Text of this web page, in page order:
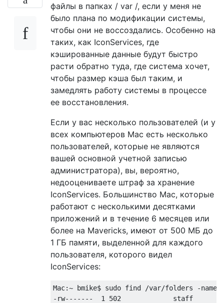
файлы в папках / var /, если у меня не
было плана по модификации системы,
чтобы они не воссоздались. Особенно на
таких, как IconServices, где
кэшированные данные будут быстро
расти обратно туда, где система хочет,
чтобы размер кэша был таким, и
замедлять работу системы в процессе
ее восстановления.
Если у вас несколько пользователей (и у
всех компьютеров Mac есть несколько
пользователей, которые не являются
вашей основной учетной записью
администратора), вы, вероятно,
недооцениваете штраф за хранение
IconServices. Большинство Mac, которые
работают с несколькими десятками
приложений и в течение 6 месяцев или
более на Mavericks, имеют от 500 МБ до
1 ГБ памяти, выделенной для каждого
пользователя, которого видел
IconServices:
Mac:~ bmike$ sudo find /var/folders -
-rw-------  1 502             staff